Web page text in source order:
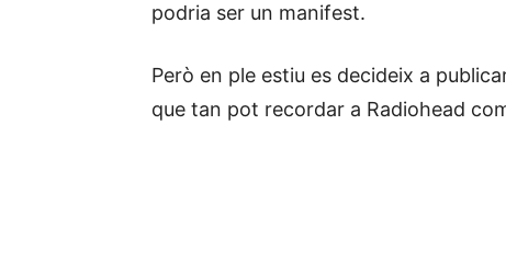
podria ser un manifest.
Però en ple estiu es decideix a
que tan pot recordar a Radiohead